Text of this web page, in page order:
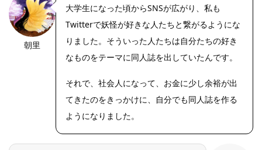
朝里
大学生になった頃からSNSが広がり、私も
Twitterで妖怪が好きな人たちと繋がるようにな
りました。そういった人たちは自分たちの好き
なものをテーマに同人誌を出していたんです。
それで、社会人になって、お金に少し余裕が出
てきたのをきっかけに、自分でも同人誌を作る
ようになりました。